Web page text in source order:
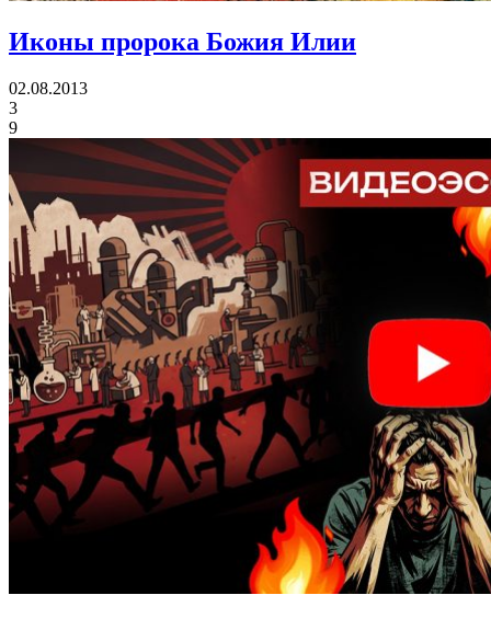
Иконы пророка Божия Илии
02.08.2013
3
9